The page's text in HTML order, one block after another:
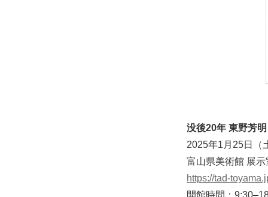
没後20年 東野芳
2025年1月25日（
富山県美術館 展
https://tad-
開館時間：